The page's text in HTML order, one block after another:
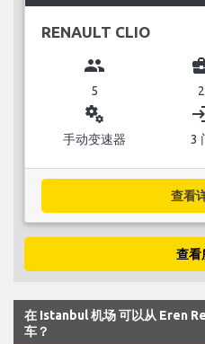
RENAULT CLIO
group
5 2
miscellaneous_services
手动变速器 3
查看
查看
在 Istanbul 机场 可以从 Eren
车？